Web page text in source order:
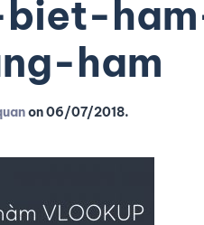
biet-
ham
on06/07/2018.